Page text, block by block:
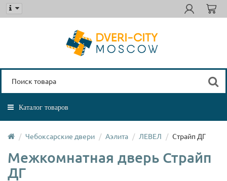
Каталог товаров
Чебоксарские двери Аэлита ЛЕВЕЛ Страйп ДГ
Межкомнатная дверь Страйп
ДГ